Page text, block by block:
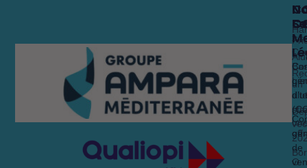
un
x
dit
O
de